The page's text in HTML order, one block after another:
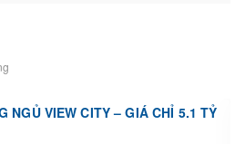
NGỦ VIEW CITY – GIÁ CHỈ 5.1 TỶ